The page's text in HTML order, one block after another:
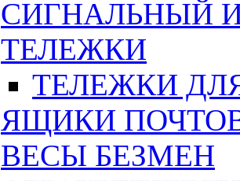
СИГНАЛЬНЫЙ
ТЕЛЕЖКИ
ТЕЛЕЖКИ
ЯЩИКИ
ВЕСЫ БЕЗМЕН